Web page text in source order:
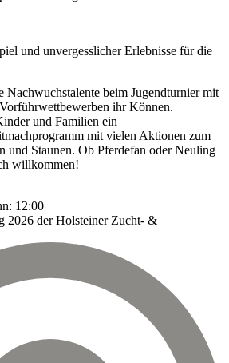
und unvergesslicher Erlebnisse für die
Nachwuchstalente beim Jugendturnier mit
ihr Können.
und Familien ein
mit vielen Aktionen zum
und Staunen. Ob Pferdefan oder Neuling
willkommen!
12:00
2026 der Holsteiner Zucht- &